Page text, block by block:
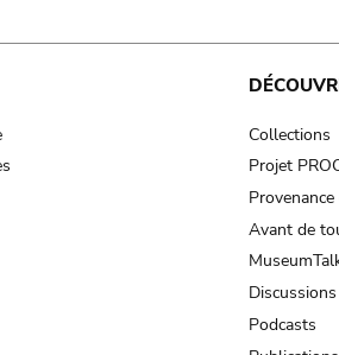
Collections
Projet
Avant de
Podcasts